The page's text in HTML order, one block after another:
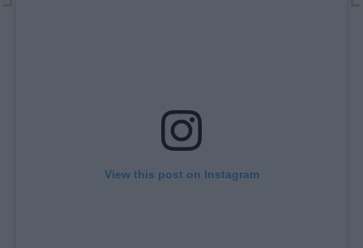
View this post on Instagram